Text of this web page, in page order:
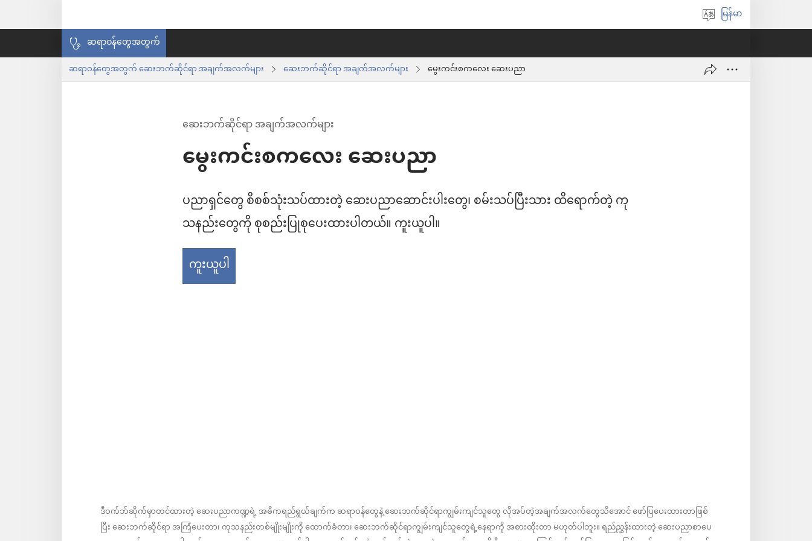
ဘာသာစကား
ပါ
မြန်မာ
ဆရာဝန်တွေအတွက်
ဆရာဝန်တွေအတွက် ဆေးဘက်ဆိုင်ရာ အချက်အလက်များ ဆေးဘက်ဆိုင်ရာ အချက်အလက်များ မွေးကင်းစကလေး ဆေးပညာ
ဆေးဘက်ဆိုင်ရာ အချက်အလက်များ
မွေးကင်းစကလေး ဆေးပညာ
ပညာရှင်တွေ စိစစ်သုံးသပ်ထားတဲ့ ဆေးပညာဆောင်းပါးတွေ၊ စမ်းသပ်ပြီးသား ထိရောက်တဲ့ ကု
သနည်းတွေကို စုစည်းပြုစုပေးထားပါတယ်။ ကူးယူပါ။
ကူးယူပါ
ဒီဝက်ဘ်ဆိုက်မှာတင်ထားတဲ့ ဆေးပညာကဏ္ဍရဲ့ အဓိကရည်ရွယ်ချက်က ဆရာဝန်တွေနဲ့ ဆေးဘက်ဆိုင်ရာကျွမ်းကျင်သူတွေ လိုအပ်တဲ့အချက်အလက်တွေသိအောင် ဖော်ပြပေးထားတာဖြစ်
ပြီး ဆေးဘက်ဆိုင်ရာ အကြံပေးတာ၊ ကုသနည်းတစ်မျိုးမျိုးကို ထောက်ခံတာ၊ ဆေးဘက်ဆိုင်ရာကျွမ်းကျင်သူတွေရဲ့နေရာကို အစားထိုးတာ မဟုတ်ပါဘူး။ ရည်ညွှန်းထားတဲ့ ဆေးပညာစာပေ